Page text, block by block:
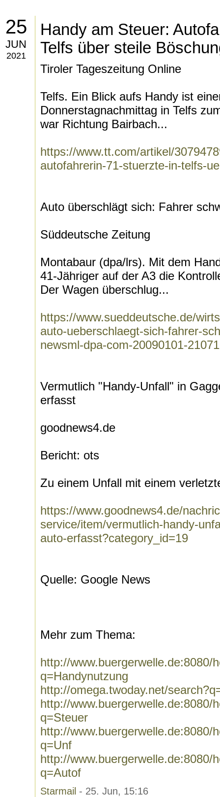
25
JUN
2021
Handy am Steuer:
Telfs über steile
Tiroler Tageszeitung Online
Telfs. Ein Blick aufs Handy ist
Donnerstagnachmittag in Telfs
war Richtung Bairbach...
https://www.tt.com/artikel/
autofahrerin-71-stuerzte-in-telfs-
Auto überschlägt sich: Fahrer
Süddeutsche Zeitung
Montabaur (dpa/lrs). Mit dem
41-Jähriger auf der A3 die
Der Wagen überschlug...
https://www.sueddeutsche.de/
auto-ueberschlaegt-sich-fahrer-
newsml-dpa-com-20090101-
Vermutlich "Handy-Unfall" in
erfasst
goodnews4.de
Bericht: ots
Zu einem Unfall mit einem
https://www.goodnews4.de/
service/item/vermutlich-handy-
auto-erfasst?category_id=19
Quelle: Google News
Mehr zum Thema:
http://www.buergerwelle.de:8080/
q=Handynutzung
http://omega.twoday.net/
http://www.buergerwelle.de:8080/
q=Steuer
http://www.buergerwelle.de:8080/
q=Unf
http://www.buergerwelle.de:8080/
q=Autof
Starmail - 25. Jun, 15:16